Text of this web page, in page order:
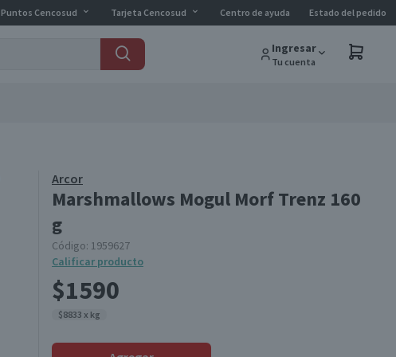
Puntos Cencosud Tarjeta Cencosud Centro de ayuda Estado del pedido
Ingresar
Tu cuenta
Arcor
Marshmallows Mogul Morf Trenz 160
g
Código: 1959627
Calificar producto
$1590
$8833 x kg